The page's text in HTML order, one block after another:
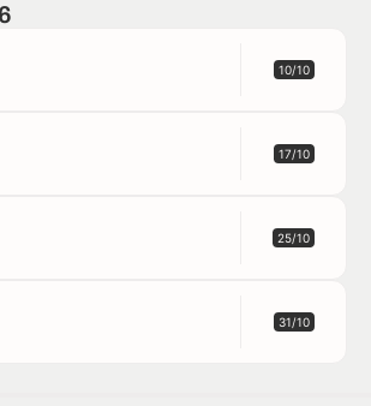
10/10
17/10
25/10
31/10